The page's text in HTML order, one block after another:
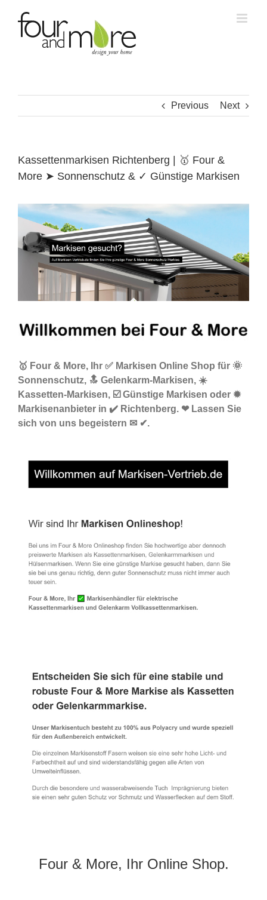
content
Previous Next
Kassettenmarkisen Richtenberg | 🥇 Four &
More ➤ Sonnenschutz & ✓ Günstige Markisen
🥇 Four & More, Ihr ✅ Markisen Online Shop für 🌞
Sonnenschutz, 🔝 Gelenkarm-Markisen, ☀️
Kassetten-Markisen, ☑️ Günstige Markisen oder ✹
Markisenanbieter in ✔️ Richtenberg. ❤ Lassen Sie
sich von uns begeistern ✉ ✔.
Four & More, Ihr Online Shop.